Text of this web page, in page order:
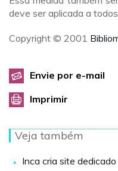
deve ser aplicada a
Copyright © 2001
Envie por e-mail
Imprimir
Veja também
Inca cria site